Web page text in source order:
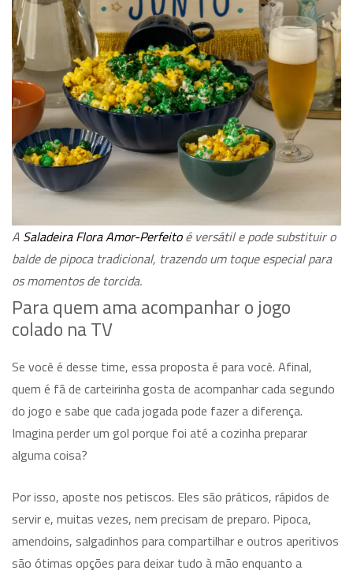
A Saladeira Flora Amor-Perfeitoé versátil e pode substituir o
balde de pipoca tradicional, trazendo um toque especial para
os momentos de torcida.
Para quem ama acompanhar o jogo
colado na TV
Se você é desse time, essa proposta é para você. Afinal,
quem é fã de carteirinha gosta de acompanhar cada segundo
do jogo e sabe que cada jogada pode fazer a diferença.
Imagina perder um gol porque foi até a cozinha preparar
alguma coisa?
Por isso, aposte nos petiscos. Eles são práticos, rápidos de
servir e, muitas vezes, nem precisam de preparo. Pipoca,
amendoins, salgadinhos para compartilhar e outros aperitivos
são ótimas opções para deixar tudo à mão enquanto a